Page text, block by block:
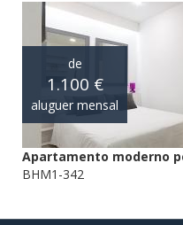
de
1.100 €
aluguer mensal
Apartamento moderno
BHM1-342